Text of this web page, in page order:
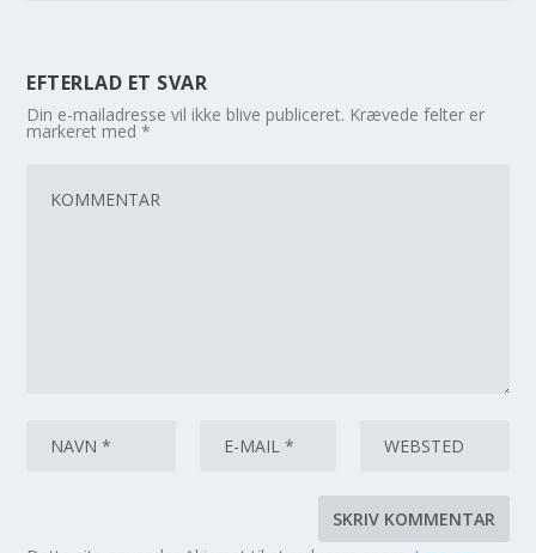
EFTERLAD ET SVAR
Din e-mailadresse vil ikke blive publiceret. Krævede felter er
markeret med*